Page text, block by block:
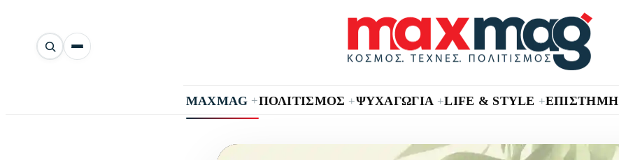
Αναζήτηση
άρθρων
MAXMAG +ΠΟΛΙΤΙΣΜΟΣ +ΨΥΧΑΓΩΓΙΑ +LIFE & STYLE +ΕΠΙΣΤΗΜΗ